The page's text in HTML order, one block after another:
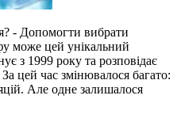
- Допомогти вибрати
може цей унікальний
з 1999 року та розповідає
цей час змінювалося багато:
Але одне залишалося